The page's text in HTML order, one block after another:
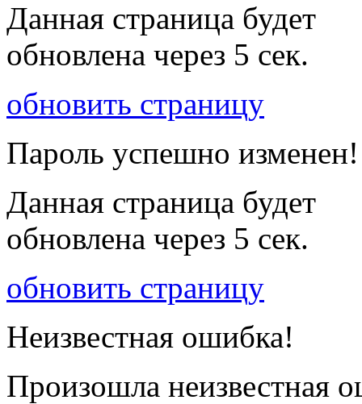
Данная страница будет
обновлена через 5 сек.
обновить страницу
Пароль успешно изменен!
Данная страница будет
обновлена через 5 сек.
обновить страницу
Неизвестная ошибка!
Произошла неизвестная